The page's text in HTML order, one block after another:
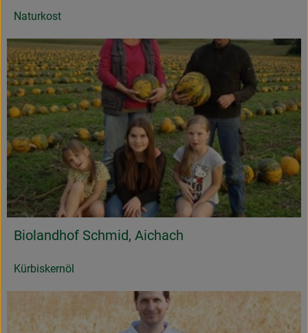
Naturkost
Biolandhof Schmid, Aichach
Kürbiskernöl